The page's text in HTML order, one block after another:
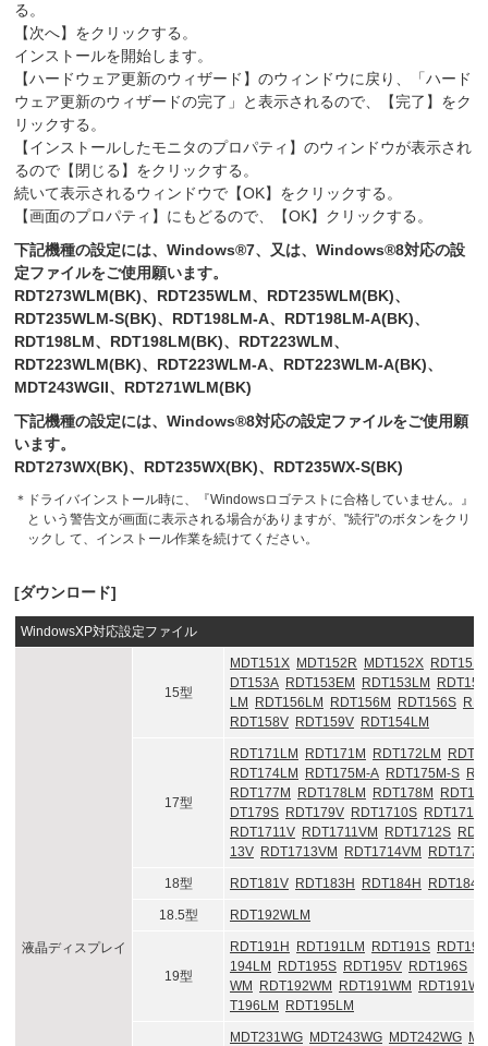
る。
【次へ】をクリックする。
インストールを開始します。
【ハードウェア更新のウィザード】のウィンドウに戻り、「ハード
ウェア更新のウィザードの完了」と表示されるので、【完了】をク
リックする。
【インストールしたモニタのプロパティ】のウィンドウが表示され
るので【閉じる】をクリックする。
続いて表示されるウィンドウで【OK】をクリックする。
【画面のプロパティ】にもどるので、【OK】クリックする。
下記機種の設定には、Windows®7、又は、Windows®8対応の設
定ファイルをご使用願います。
RDT273WLM(BK)、RDT235WLM、RDT235WLM(BK)、
RDT235WLM-S(BK)、RDT198LM-A、RDT198LM-A(BK)、
RDT198LM、RDT198LM(BK)、RDT223WLM、
RDT223WLM(BK)、RDT223WLM-A、RDT223WLM-A(BK)、
MDT243WGII、RDT271WLM(BK)
下記機種の設定には、Windows®8対応の設定ファイルをご使用願
います。
RDT273WX(BK)、RDT235WX(BK)、RDT235WX-S(BK)
＊ ドライバインストール時に、『Windowsロゴテストに合格していません。』
と いう警告文が画面に表示される場合がありますが、"続行"のボタンをクリ
ックし て、インストール作業を続けてください。
[ダウンロード]
WindowsXP対応設定ファイル
液晶ディスプレイ
15型
MDT151X MDT152R MDT152X
DT153A RDT153EM RDT153LM
LM
RDT156LM RDT156M RDT156S
RDT158V RDT159V RDT154LM
17型
RDT171LM RDT171M RDT172LM
RDT174LM
RDT175M-A RDT175M-S
RDT177M
RDT178LM RDT178M
DT179S RDT179V RDT1710S
RDT1711V RDT1711VM RDT1712S
13V RDT1713VM RDT1714VM
18型 RDT181V RDT183H RDT184H RDT184S
18.5型 RDT192WLM
19型
RDT191H RDT191LM RDT191S
194LM
RDT195S RDT195V RDT196S
WM
RDT192WM RDT191WM
T196LM
RDT195LM
MDT231WG MDT243WG MDT242WG